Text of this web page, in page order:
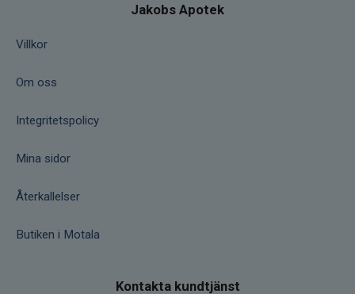
Jakobs Apotek
Villkor
Om oss
Integritetspolicy
Mina sidor
Återkallelser
Butiken i Motala
Kontakta kundtjänst